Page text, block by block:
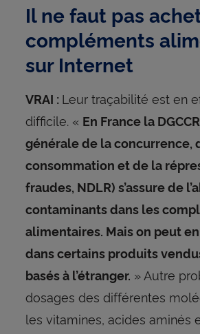
Il ne faut pas
compléments
sur Internet
VRAI : Leur traçabilité est en
difficile. « En France la
générale de la concurrence,
consommation et de la
fraudes, NDLR) s’assure de
contaminants dans les
alimentaires. Mais on peut
dans certains produits
basés à l’étranger. » Autre
dosages des différentes
les vitamines, acides aminés